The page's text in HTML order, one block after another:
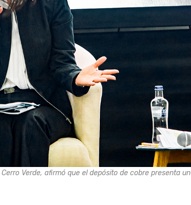
Verde, afirmó que el depósito de cobre presenta un